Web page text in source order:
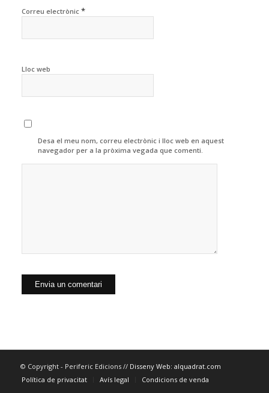
Correu electrònic *
Lloc web
Desa el meu nom, correu electrònic i lloc web en aquest
navegador per a la pròxima vegada que comenti.
© Copyright - Periferic Edicions // Disseny Web: alquadrat.com
Política de privacitat
Avís legal Condicions de venda